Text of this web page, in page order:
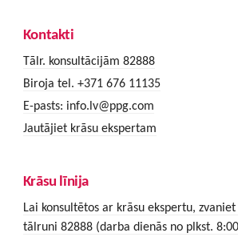
Kontakti
Tālr. konsultācijām 82888
Biroja tel. +371 676 11135
E-pasts: info.lv@ppg.com
Jautājiet krāsu ekspertam
Krāsu līnija
Lai konsultētos ar krāsu ekspertu, zvaniet
tālruni 82888 (darba dienās no plkst.